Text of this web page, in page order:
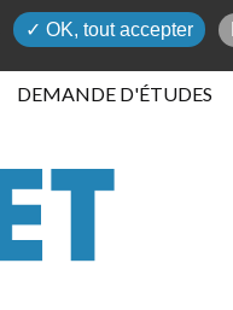
DEMANDE D'ÉTUDES
✓ OK, tout accepter